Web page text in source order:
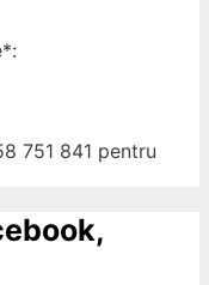
751 841 pentru